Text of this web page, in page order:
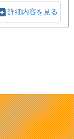
詳細内容を見る